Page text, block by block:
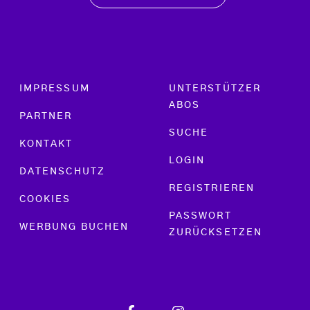
Footer menu
IMPRESSUM
PARTNER
KONTAKT
DATENSCHUTZ
COOKIES
WERBUNG BUCHEN
UNTERSTÜTZER
ABOS
SUCHE
LOGIN
REGISTRIEREN
PASSWORT
ZURÜCKSETZEN